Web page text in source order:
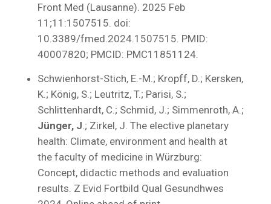
Front Med (Lausanne). 2025 Feb
11;11:1507515. doi:
10.3389/fmed.2024.1507515. PMID:
40007820; PMCID: PMC11851124.
Schwienhorst-Stich, E.-M.; Kropff, D.; Kersken,
K.; König, S.; Leutritz, T.; Parisi, S.;
Schlittenhardt, C.; Schmid, J.; Simmenroth, A.;
Jünger, J .; Zirkel, J. The elective planetary
health: Climate, environment and health at
the faculty of medicine in Würzburg:
Concept, didactic methods and evaluation
results. Z Evid Fortbild Qual Gesundhwes